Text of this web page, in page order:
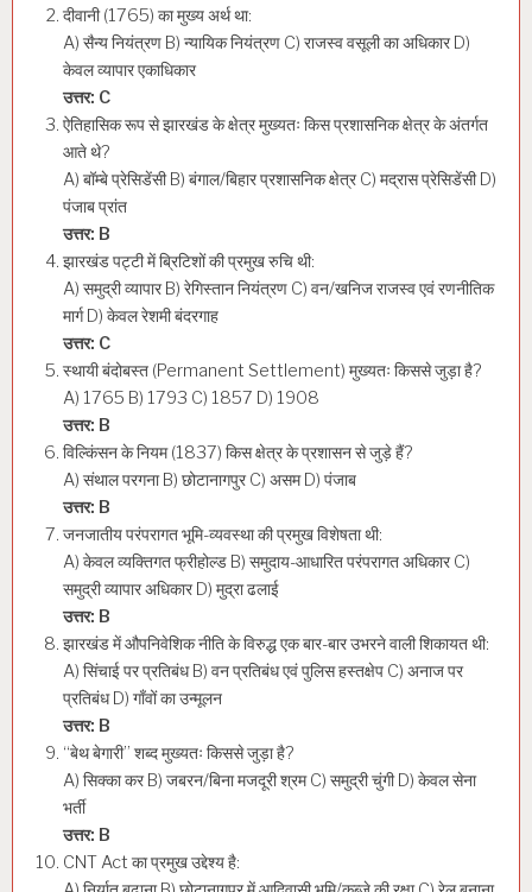
दीवानी (1765) का मुख्य अर्थ था:
A) सैन्य नियंत्रण B) न्यायिक नियंत्रण C) राजस्व वसूली का अधिकार D)
केवल व्यापार एकाधिकार
उत्तर: C
ऐतिहासिक रूप से झारखंड के क्षेत्र मुख्यतः किस प्रशासनिक क्षेत्र के अंतर्गत
आते थे?
A) बॉम्बे प्रेसिडेंसी B) बंगाल/बिहार प्रशासनिक क्षेत्र C) मद्रास प्रेसिडेंसी D)
पंजाब प्रांत
उत्तर: B
झारखंड पट्टी में ब्रिटिशों की प्रमुख रुचि थी:
A) समुद्री व्यापार B) रेगिस्तान नियंत्रण C) वन/खनिज राजस्व एवं रणनीतिक
मार्ग D) केवल रेशमी बंदरगाह
उत्तर: C
स्थायी बंदोबस्त (Permanent Settlement) मुख्यतः किससे जुड़ा है?
A) 1765 B) 1793 C) 1857 D) 1908
उत्तर: B
विल्किंसन के नियम (1837) किस क्षेत्र के प्रशासन से जुड़े हैं?
A) संथाल परगना B) छोटानागपुर C) असम D) पंजाब
उत्तर: B
जनजातीय परंपरागत भूमि-व्यवस्था की प्रमुख विशेषता थी:
A) केवल व्यक्तिगत फ्रीहोल्ड B) समुदाय-आधारित परंपरागत अधिकार C)
समुद्री व्यापार अधिकार D) मुद्रा ढलाई
उत्तर: B
झारखंड में औपनिवेशिक नीति के विरुद्ध एक बार-बार उभरने वाली शिकायत थी:
A) सिंचाई पर प्रतिबंध B) वन प्रतिबंध एवं पुलिस हस्तक्षेप C) अनाज पर
प्रतिबंध D) गाँवों का उन्मूलन
उत्तर: B
“बेथ बेगारी” शब्द मुख्यतः किससे जुड़ा है?
A) सिक्का कर B) जबरन/बिना मजदूरी श्रम C) समुद्री चुंगी D) केवल सेना
भर्ती
उत्तर: B
CNT Act का प्रमुख उद्देश्य है: